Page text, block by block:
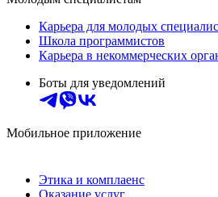
Карьера для молодых
Школа программистов
Карьера в некоммерческих
Боты для уведомлений
Мобильное приложение
Этика и комплаенс